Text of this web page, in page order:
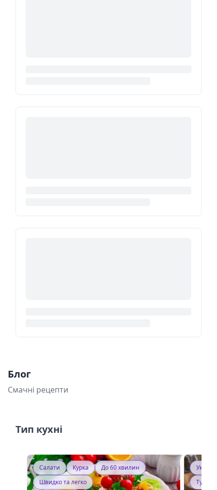
Блог
Смачні рецепти
Тип кухні
Салати Курка
До 60 хвилин
Швидко та легко